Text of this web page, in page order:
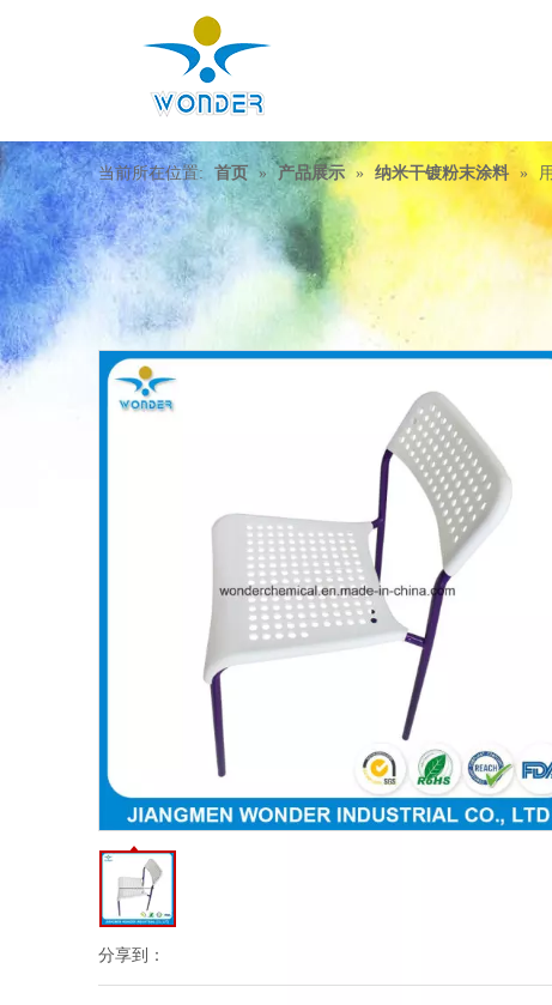
当前所在位置: 首页 » 产品展示 » 纳米干镀粉末涂料 »
分享到：